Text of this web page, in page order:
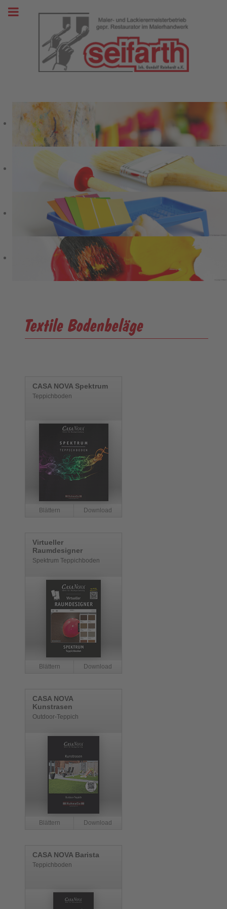
Textile Bodenbeläge
CASA NOVA Spektrum
Teppichboden
Virtueller
Raumdesigner
Spektrum Teppichboden
CASA NOVA
Kunstrasen
Outdoor-Teppich
CASA NOVA Barista
Teppichboden